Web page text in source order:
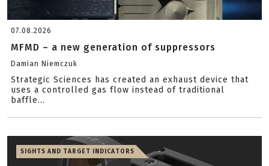
07.08.2026
MFMD – a new generation of suppressors
Damian Niemczuk
Strategic Sciences has created an exhaust device that
uses a controlled gas flow instead of traditional
baffle...
SIGHTS AND TARGET INDICATORS